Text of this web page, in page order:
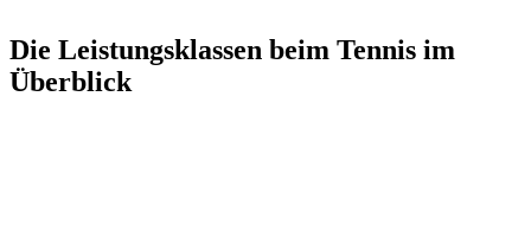
Die Leistungsklassen beim Tennis im
Überblick